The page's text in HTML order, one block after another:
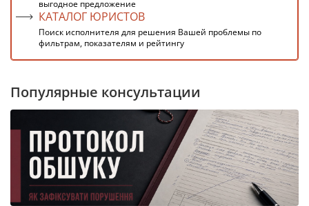
выгодное предложение
КАТАЛОГ ЮРИСТОВ
Поиск исполнителя для решения Вашей проблемы по
фильтрам, показателям и рейтингу
Популярные консультации